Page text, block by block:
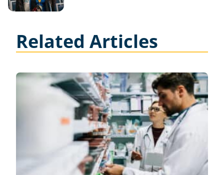
Related Articles